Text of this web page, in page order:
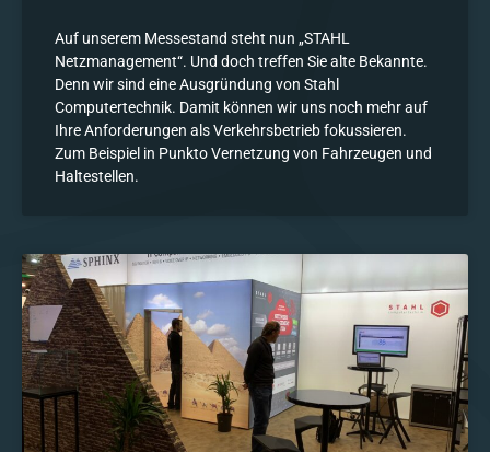
Auf unserem Messestand steht nun „STAHL
Netzmanagement“. Und doch treffen Sie alte Bekannte.
Denn wir sind eine Ausgründung von Stahl
Computertechnik. Damit können wir uns noch mehr auf
Ihre Anforderungen als Verkehrsbetrieb fokussieren.
Zum Beispiel in Punkto Vernetzung von Fahrzeugen und
Haltestellen.